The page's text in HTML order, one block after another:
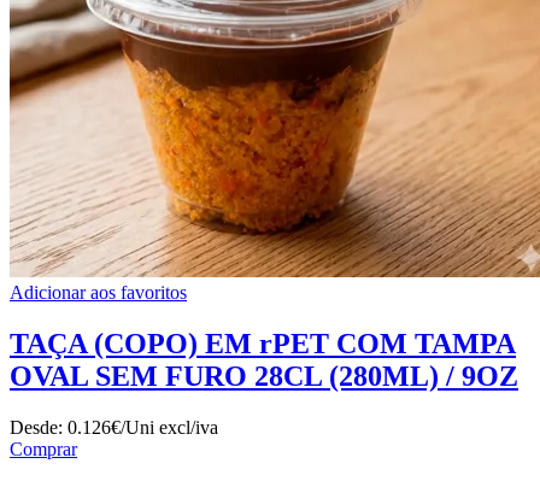
Adicionar aos favoritos
TAÇA (COPO) EM rPET COM TAMPA
OVAL SEM FURO 28CL (280ML) / 9OZ
Desde: 0.126€/Uni excl/iva
Comprar